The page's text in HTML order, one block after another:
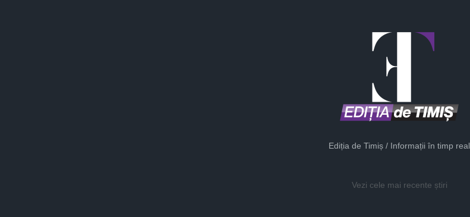
Ediția de Timiș / Informații în timp real
Vezi cele mai recente știri